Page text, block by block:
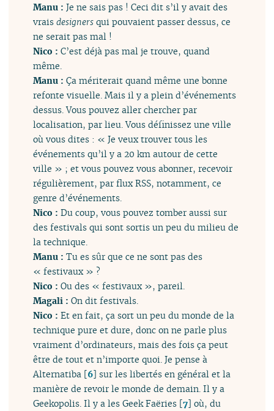
Manu :Je ne sais pas ! Ceci dit s’il y avait des
vraisdesigners qui pouvaient passer dessus, ce
ne serait pas mal !
Nico :C’est déjà pas mal je trouve, quand
même.
Manu :Ça mériterait quand même une bonne
refonte visuelle. Mais il y a plein d’événements
dessus. Vous pouvez aller chercher par
localisation, par lieu. Vous définissez une ville
où vous dites : « Je veux trouver tous les
événements qu’il y a 20 km autour de cette
ville » ; et vous pouvez vous abonner, recevoir
régulièrement, par flux RSS, notamment, ce
genre d’événements.
Nico :Du coup, vous pouvez tomber aussi sur
des festivals qui sont sortis un peu du milieu de
la technique.
Manu :Tu es sûr que ce ne sont pas des
« festivaux » ?
Nico :Ou des « festivaux », pareil.
Magali :On dit festivals.
Nico :Et en fait, ça sort un peu du monde de la
technique pure et dure, donc on ne parle plus
vraiment d’ordinateurs, mais des fois ça peut
être de tout et n’importe quoi. Je pense à
Alternatiba [6] sur les libertés en général et la
manière de revoir le monde de demain. Il y a
Geekopolis. Il y a les Geek Faëries [7] où, du